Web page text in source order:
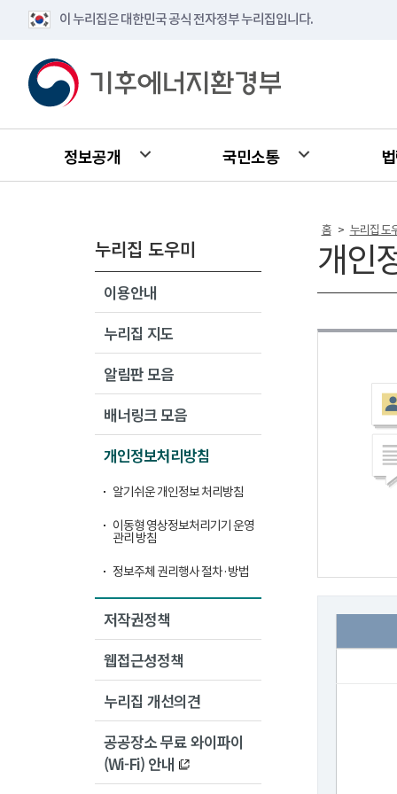
이 누리집은 대한민국 공식 전자정부 누리집입니다.
정보공개 국민소통
누리집 도우미
이용안내
누리집 지도
알림판 모음
배너링크 모음
개인정보처리방침
알기쉬운 개인정보 처리방침
이동형 영상정보처리기기 운영
관리 방침
정보주체 권리행사 절차·방법
저작권정책
웹접근성정책
누리집 개선의견
공공장소 무료 와이파이
(Wi-Fi) 안내
홈 > 누리집 도
개인